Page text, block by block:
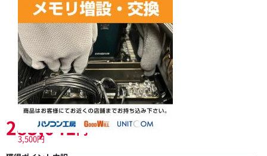
3,500円
283,041円